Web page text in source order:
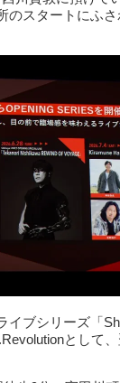
スタートにふ
イブシリーズ「
として